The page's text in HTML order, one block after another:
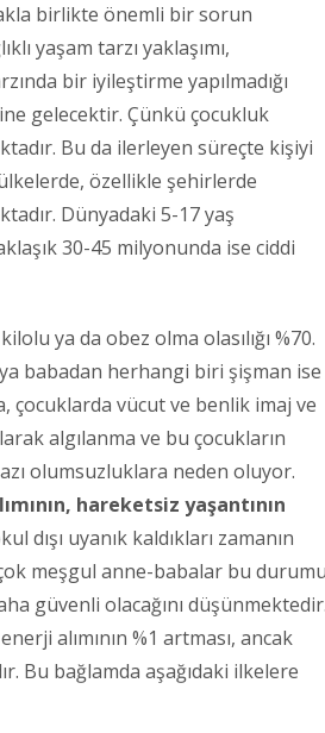
birlikte önemli bir sorun
yaşam tarzı yaklaşımı,
bir iyileştirme yapılmadığı
gelecektir. Çünkü çocukluk
Bu da ilerleyen süreçte kişiyi
özellikle şehirlerde
Dünyadaki 5-17 yaş
30-45 milyonunda ise ciddi
ya da obez olma olasılığı %70.
babadan herhangi biri şişman ise
çocuklarda vücut ve benlik imaj ve
algılanma ve bu çocukların
olumsuzluklara neden oluyor.
hareketsiz yaşantının
dışı uyanık kaldıkları zamanın
meşgul anne-babalar bu
güvenli olacağını
alımının %1 artması, ancak
Bu bağlamda aşağıdaki ilkelere